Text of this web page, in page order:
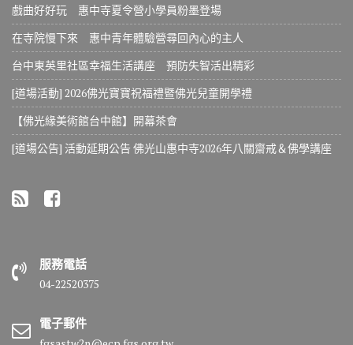
戲曲好好玩 惠中寺夏令營小學員粉墨登場
在寺院慢下來 惠中青年體驗營尋回內心的主人
台中東英里社區幸福生活講座 預防失智活出精彩
[道場活動] 2026佛光寶寶祝福禮暨佛光兒童開學禮
【佛光緣美術館台中館】開幕茶會
[道場公告] 活動延期公告 佛光山惠中寺2026年八關齋戒＆佛學講座
服務電話
04-22520375
電子郵件